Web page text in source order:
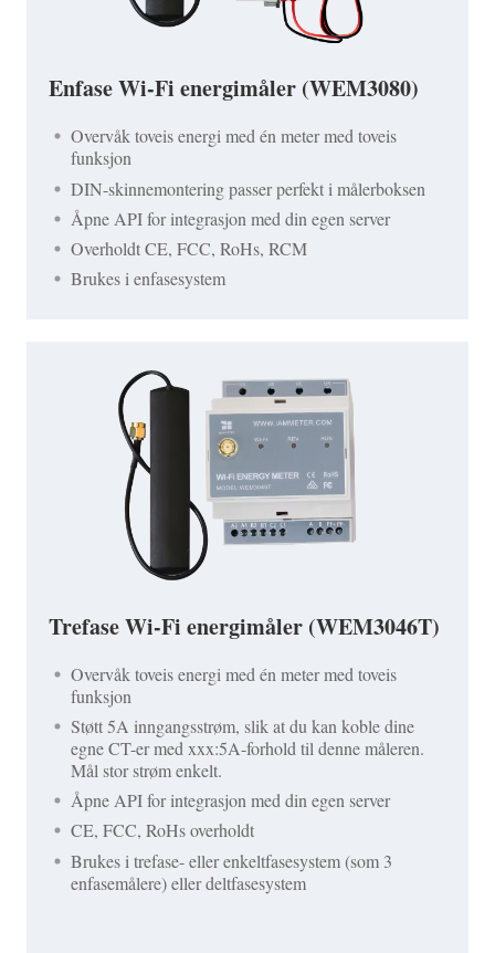
Enfase Wi-Fi energimåler (WEM3080)
Overvåk toveis energi med én meter med toveis
funksjon
DIN-skinnemontering passer perfekt i målerboksen
Åpne API for integrasjon med din egen server
Overholdt CE, FCC, RoHs, RCM
Brukes i enfasesystem
Trefase Wi-Fi energimåler (WEM3046T)
Overvåk toveis energi med én meter med toveis
funksjon
Støtt 5A inngangsstrøm, slik at du kan koble dine
egne CT-er med xxx:5A-forhold til denne måleren.
Mål stor strøm enkelt.
Åpne API for integrasjon med din egen server
CE, FCC, RoHs overholdt
Brukes i trefase- eller enkeltfasesystem (som 3
enfasemålere) eller deltfasesystem